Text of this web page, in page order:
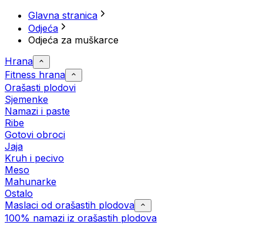
Glavna stranica
Odjeća
Odjeća za muškarce
Hrana
Fitness hrana
Orašasti plodovi
Sjemenke
Namazi i paste
Ribe
Gotovi obroci
Jaja
Kruh i pecivo
Meso
Mahunarke
Ostalo
Maslaci od orašastih plodova
100% namazi iz orašastih plodova